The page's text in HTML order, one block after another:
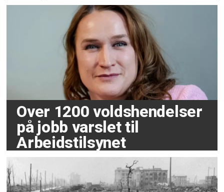
Over 1200 voldshendelser
på jobb varslet til
Arbeidstilsynet